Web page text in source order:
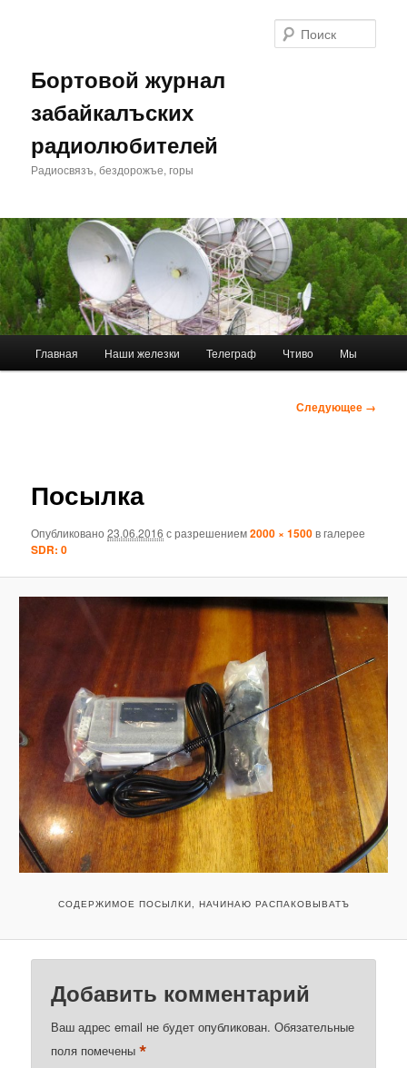
Бортовой журнал
забайкалъских
радиолюбителей
Радиосвязъ, бездорожъе, горы
Главная Наши железки Телеграф Чтиво Мы
Следующее →
Посылка
Опубликовано23.06.2016 с разрешением2000 × 1500в галерее
SDR: 0
СОДЕРЖИМОЕ ПОСЫЛКИ, НАЧИНАЮ РАСПАКОВЫВАТЪ
Добавить комментарий
Ваш адрес email не будет опубликован. Обязательные
поля помечены*